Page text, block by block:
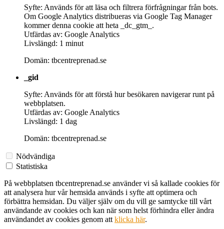
Syfte: Används för att läsa och filtrera förfrågningar från bots.
Om Google Analytics distribueras via Google Tag Manager
kommer denna cookie att heta _dc_gtm_.
Utfärdas av: Google Analytics
Livslängd: 1 minut
Domän: tbcentreprenad.se
_gid
Syfte: Används för att förstå hur besökaren navigerar runt på
webbplatsen.
Utfärdas av: Google Analytics
Livslängd: 1 dag
Domän: tbcentreprenad.se
Nödvändiga
Statistiska
På webbplatsen tbcentreprenad.se använder vi så kallade cookies för
att analysera hur vår hemsida används i syfte att optimera och
förbättra hemsidan. Du väljer själv om du vill ge samtycke till vårt
användande av cookies och kan när som helst förhindra eller ändra
användandet av cookies genom attklicka här.